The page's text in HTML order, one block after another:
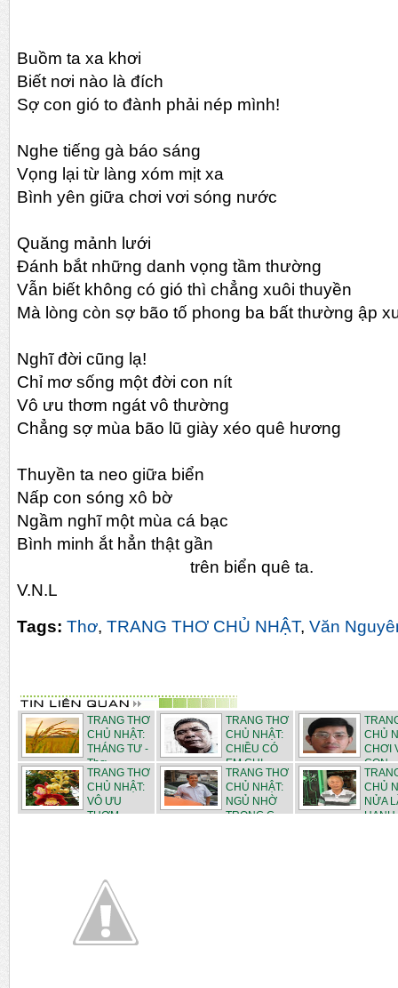
Buồm ta xa khơi
Biết nơi nào là đích
Sợ con gió to đành phải nép mình!
Nghe tiếng gà báo sáng
Vọng lại từ làng xóm mịt xa
Bình yên giữa chơi vơi sóng nước
Quăng mảnh lưới
Đánh bắt những danh vọng tầm thường
Vẫn biết không có gió thì chẳng xuôi thuyền
Mà lòng còn sợ bão tố phong ba bất thường ập
Nghĩ đời cũng lạ!
Chỉ mơ sống một đời con nít
Vô ưu thơm ngát vô thường
Chẳng sợ mùa bão lũ giày xéo quê hương
Thuyền ta neo giữa biển
Nấp con sóng xô bờ
Ngầm nghĩ một mùa cá bạc
Bình minh ắt hẳn thật gần
trên biển quê ta.
V.N.L
Tags: Thơ, TRANG THƠ CHỦ NHẬT, Văn
TRANG THƠ
CHỦ NHẬT:
THÁNG TƯ -
Thơ ...
TRANG THƠ
CHỦ NHẬT:
CHIỀU CÓ
EM CHI...
CHỦ
CHƠI
CON -
TRANG THƠ
CHỦ NHẬT:
VÔ ƯU
THƠM
TRANG THƠ
CHỦ NHẬT:
NGỦ NHỜ
TRONG C...
CHỦ
NỬA
HẠNH